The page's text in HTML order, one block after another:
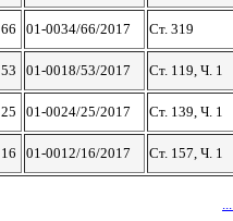
66 01-0034/66/2017 Ст. 319
53 01-0018/53/2017 Ст. 119, Ч. 1
25 01-0024/25/2017 Ст. 139, Ч. 1
16 01-0012/16/2017 Ст. 157, Ч. 1